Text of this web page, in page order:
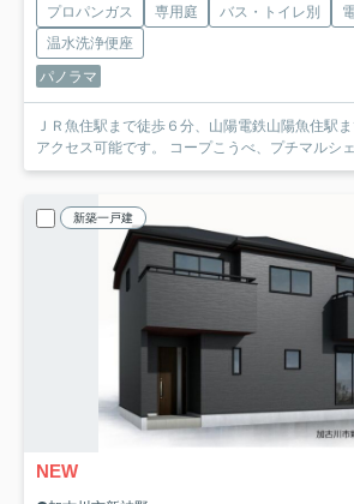
プロパンガス 専用庭 バス・トイレ別
温水洗浄便座
パノラマ
ＪＲ魚住駅まで徒歩６分、山陽電鉄山陽魚住駅
アクセス可能です。 コープこうべ、プチマルシ
新築一戸建
NEW